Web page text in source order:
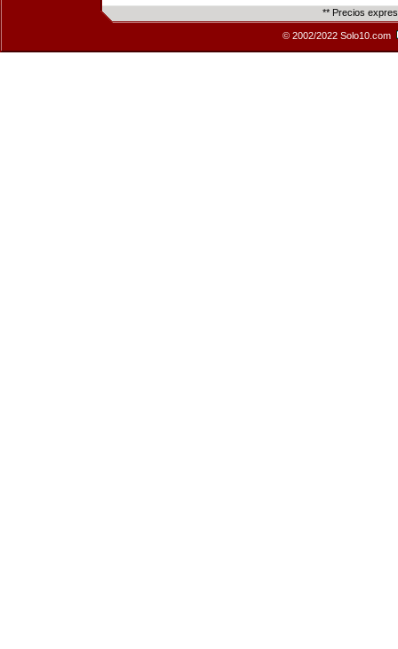
** Precios
© 2002/2022 Solo10.com